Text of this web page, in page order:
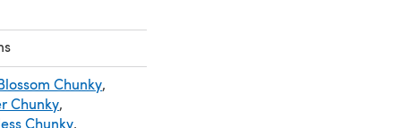
Chunky,
Chunky,
Chunky,